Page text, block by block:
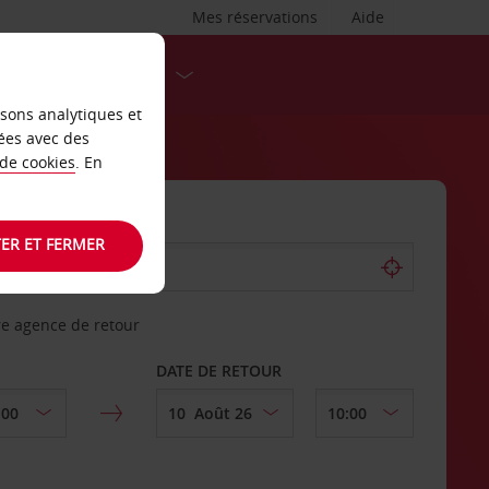
Aide
Mes réservations
agence de retour
DATE DE RETOUR
analytiques et
avec des
cookies. En
ET FERMER